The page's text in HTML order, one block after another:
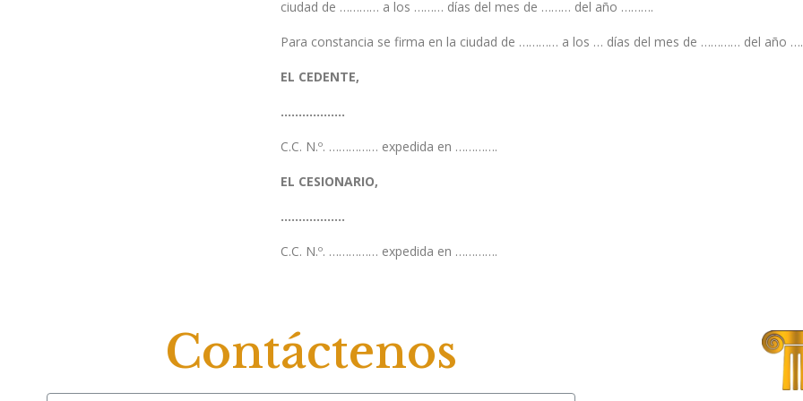
ciudad de ………… a los ……… días del mes de ……… del año ……….
Para constancia se firma en la ciudad de ………… a los … días del mes de ………… del año
EL CEDENTE,
………………
C.C. N.º. …………… expedida en ………….
EL CESIONARIO,
………………
C.C. N.º. …………… expedida en ………….
Contáctenos